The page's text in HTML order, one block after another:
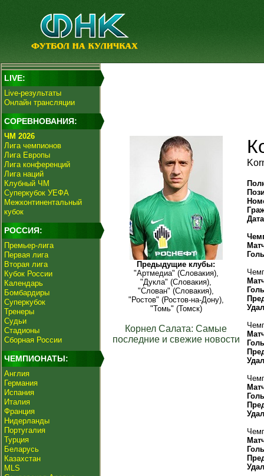
LIVE:
Live-результаты
Онлайн трансляции
СОРЕВНОВАНИЯ:
ЧМ 2026
Лига чемпионов
Лига Европы
Лига конференций
Лига наций
Клубный ЧМ
Суперкубок УЕФА
Межконтинентальный
кубок
РОССИЯ:
Премьер-лига
Первая лига
Вторая лига
Кубок России
Календарь
Бомбардиры
Суперкубок
Тренеры
Судьи
Стадионы
Сборная России
ЧЕМПИОНАТЫ:
Англия
Германия
Испания
Италия
Франция
Нидерланды
Португалия
Турция
Беларусь
Казахстан
MLS
Предыдущие клубы:
"Артмедиа" (Словакия),
"Дукла" (Словакия),
"Слован" (Словакия),
"Ростов" (Ростов-на-Дону),
"Томь" (Томск)
Корнел Салата: Самые
последние и свежие новости